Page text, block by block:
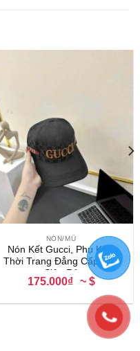
NÓN/MŨ
Nón Kết Gucci, Phụ Kiện
Thời Trang Đẳng Cấp, Giá
Siêu Rẻ
175.000₫ ~ $